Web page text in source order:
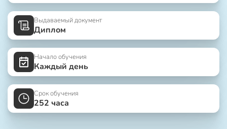
Выдаваемый документ
Диплом
Начало обучения
Каждый день
Срок обучения
252 часа